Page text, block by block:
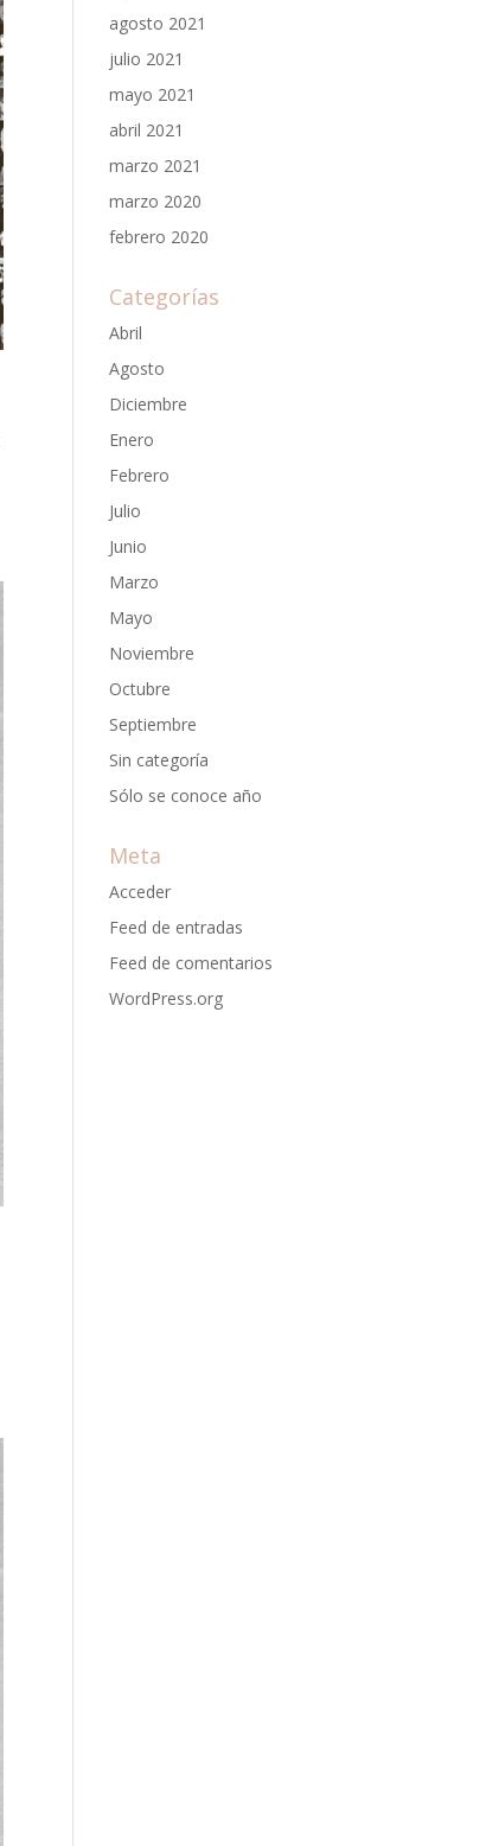
agosto 2021
julio 2021
mayo 2021
abril 2021
marzo 2021
marzo 2020
febrero 2020
Categorías
Abril
Agosto
Diciembre
Enero
Febrero
Julio
Junio
Marzo
Mayo
Noviembre
Octubre
Septiembre
Sin categoría
Sólo se conoce año
Meta
Acceder
Feed de entradas
Feed de comentarios
WordPress.org